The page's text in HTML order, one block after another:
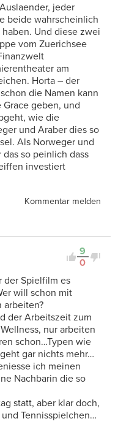
jeder
beide wahrscheinlich
Und diese zwei
vom Zuerichsee
am
Horta – der
die Namen kann
geben, und
wie die
und Araber dies so
Als Norweger und
so peinlich dass
investiert
Kommentar melden
9
0
der Spielfilm es
will schon mit
arbeiten?
der Arbeitszeit zum
nur arbeiten
schon…Typen wie
gar nichts mehr…
ich meinen
Nachbarin die so
statt, aber klar doch,
Tennisspielchen…